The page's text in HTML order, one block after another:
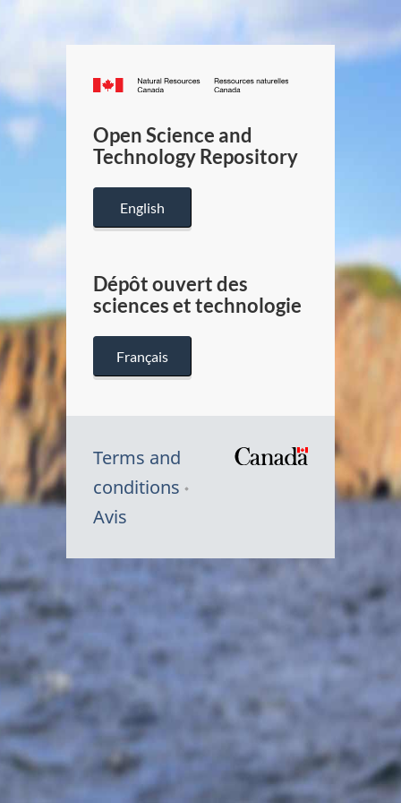
Canada.ca
/
Canada
Open Science and
Technology Repository
English
Dépôt ouvert des
sciences et technologie
Français
Terms and
conditions
Avis
Symbole
Canada